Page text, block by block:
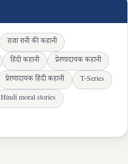
राजा रानी की कहानी
हिंदी कहानी
प्रेरणादायक कहानी
प्रेरणादायक हिंदी कहानी
T-Series
Hindi moral stories